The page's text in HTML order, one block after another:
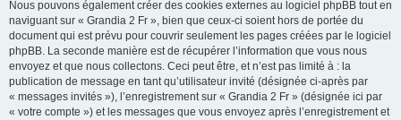
Nous pouvons également créer des cookies externes au logiciel phpBB tout en
naviguant sur « Grandia 2 Fr », bien que ceux-ci soient hors de portée du
document qui est prévu pour couvrir seulement les pages créées par le logiciel
phpBB. La seconde manière est de récupérer l’information que vous nous
envoyez et que nous collectons. Ceci peut être, et n’est pas limité à : la
publication de message en tant qu’utilisateur invité (désignée ci-après par
« messages invités »), l’enregistrement sur « Grandia 2 Fr » (désignée ici par
« votre compte ») et les messages que vous envoyez après l’enregistrement et